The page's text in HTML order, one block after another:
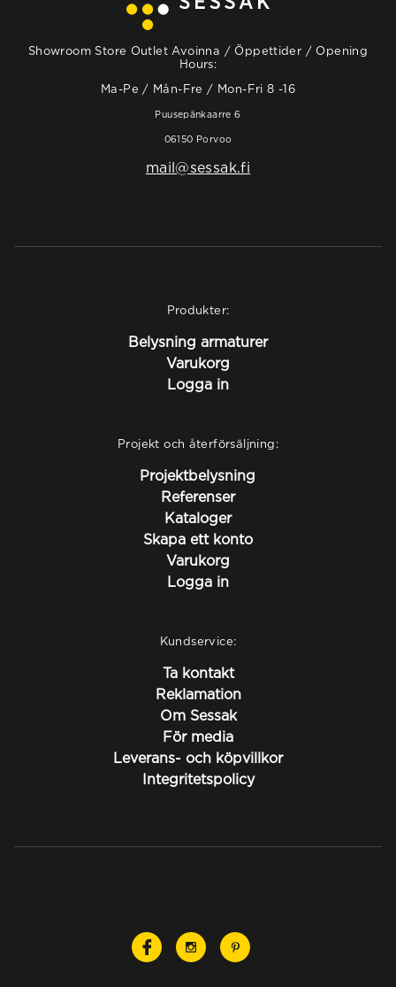
Showroom Store Outlet Avoinna / Öppettider / Opening
Hours:
Ma-Pe / Mån-Fre / Mon-Fri 8 -16
Puusepänkaarre 6
06150 Porvoo
mail@sessak.fi
Produkter:
Belysning armaturer
Varukorg
Logga in
Projekt och återförsäljning:
Projektbelysning
Referenser
Kataloger
Skapa ett konto
Varukorg
Logga in
Kundservice:
Ta kontakt
Reklamation
Om Sessak
För media
Leverans- och köpvillkor
Integritetspolicy